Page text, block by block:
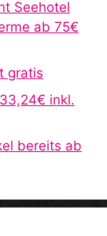
Seehotel
ab 75€
gratis
inkl.
bereits ab